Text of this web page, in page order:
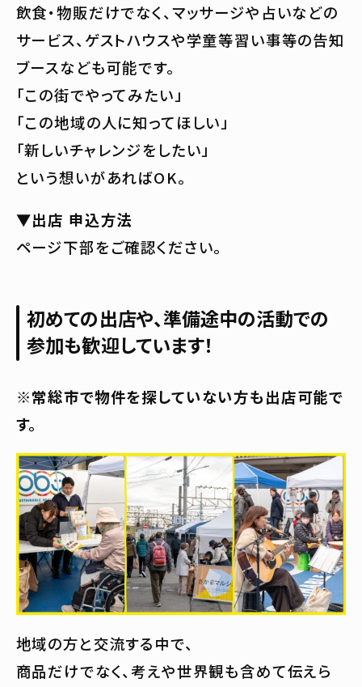
飲食・物販だけでなく、マッサージや占いなどの
サービス、ゲストハウスや学童等習い事等の告知
ブースなども可能です。
「この街でやってみたい」
「この地域の人に知ってほしい」
「新しいチャレンジをしたい」
という想いがあればOK。
▼出店 申込方法
ページ下部をご確認ください。
初めての出店や、準備途中の活動での
参加も歓迎しています！
※常総市で物件を探していない方も出店可能で
す。
地域の方と交流する中で、
商品だけでなく、考えや世界観も含めて伝えら